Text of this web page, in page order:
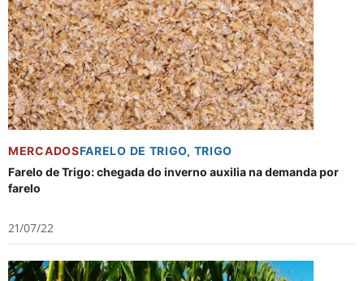
MERCADOSFARELO DE TRIGO, TRIGO
Farelo de Trigo: chegada do inverno auxilia na demanda por
farelo
21/07/22